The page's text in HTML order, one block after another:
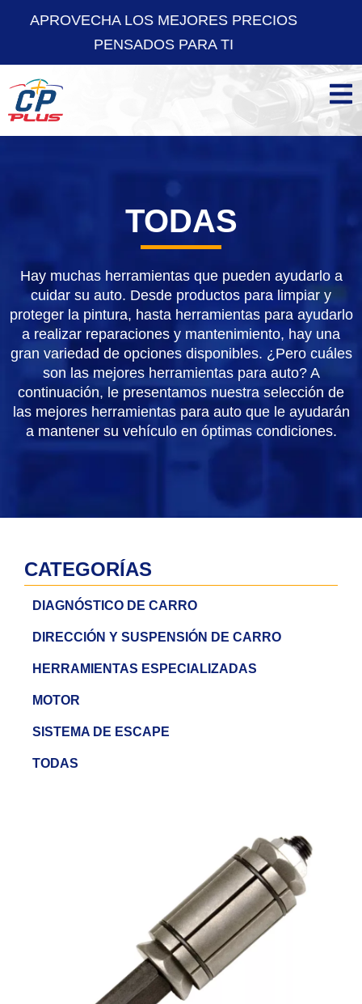
LOS MEJORES PRECIOS
PARA TI
TODAS
Hay muchas herramientas que pueden ayudarlo a
cuidar su auto. Desde productos para limpiar y
proteger la pintura, hasta herramientas para ayudarlo
a realizar reparaciones y mantenimiento, hay una
gran variedad de opciones disponibles. ¿Pero cuáles
son las mejores herramientas para auto? A
continuación, le presentamos nuestra selección de
las mejores herramientas para auto que le ayudarán
a mantener su vehículo en óptimas condiciones.
CATEGORÍAS
DIAGNÓSTICO DE CARRO
DIRECCIÓN Y SUSPENSIÓN DE CARRO
HERRAMIENTAS ESPECIALIZADAS
MOTOR
SISTEMA DE ESCAPE
TODAS